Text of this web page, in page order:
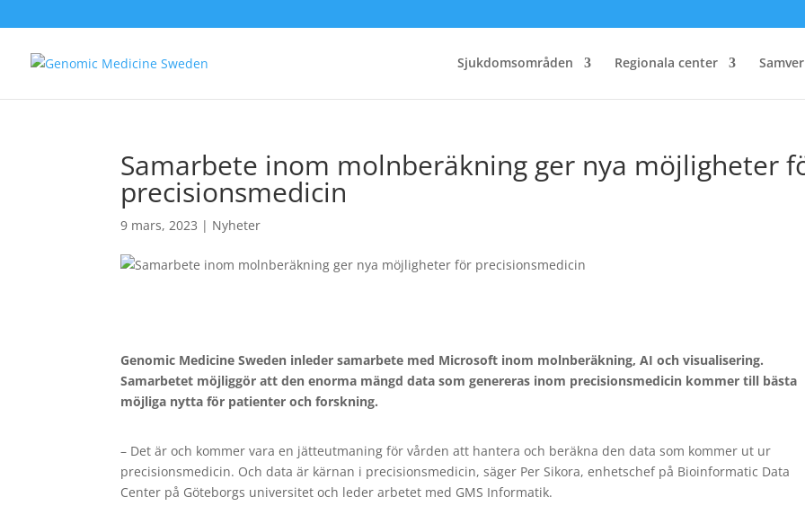
Sjukdomsområden Regionala center
Samarbete inom molnberäkning ger nya möjligheter
precisionsmedicin
9 mars, 2023 | Nyheter
Genomic Medicine Sweden inleder samarbete med Microsoft inom molnberäkning, AI och visualisering.
Samarbetet möjliggör att den enorma mängd data som genereras inom precisionsmedicin kommer till bästa
möjliga nytta för patienter och forskning.
–​ Det är och kommer vara en jätteutmaning för vården att hantera och beräkna den data som kommer ut ur
precisionsmedicin. Och data är kärnan i precisionsmedicin, säger Per Sikora, enhetschef på Bioinformatic Data
Center på Göteborgs universitet och leder arbetet med GMS Informatik.